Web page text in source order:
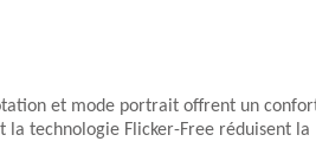
et mode portrait offrent un
technologie Flicker-Free réduisent la